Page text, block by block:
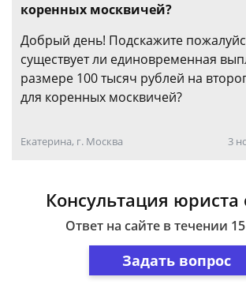
коренных москвичей?
Добрый день! Подскажите
существует ли единовременная
размере 100 тысяч рублей на
для коренных москвичей?
Екатерина, г. Москва 3
Консультация юриста
Ответ на сайте в течении
Задать вопрос